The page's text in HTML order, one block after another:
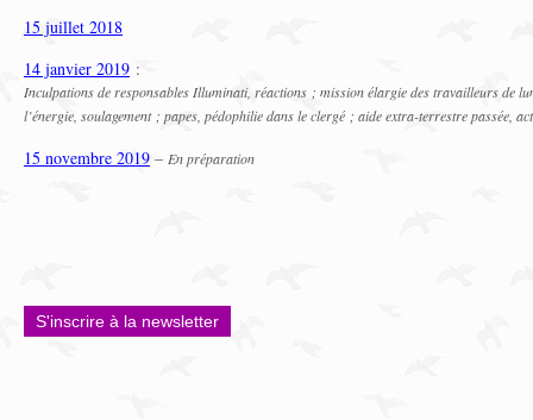
15 juillet 2018
14 janvier 2019 :
Inculpations de responsables Illuminati, réactions ; mission élargie des travailleurs de
l’énergie, soulagement ; papes, pédophilie dans le clergé ; aide extra-terrestre passée,
15 novembre 2019 – En préparation
S'inscrire à la newsletter